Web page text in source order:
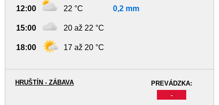
12:00 22 °C 0,2 mm
15:00 20 až 22 °C
18:00 17 až 20 °C
PREVÁDZKA:
-
HRUŠTÍN - ZÁBAVA